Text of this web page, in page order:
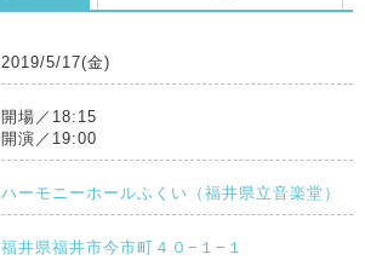
2019/5/17(金)
開場／18:15
開演／19:00
ハーモニーホールふくい（福井県立音楽堂）
福井県福井市今市町４０−１−１